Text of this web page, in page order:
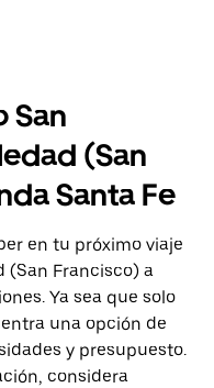
San
(San
Santa Fe
en tu próximo viaje
(San Francisco) a
Ya sea que solo
una opción de
y presupuesto.
considera